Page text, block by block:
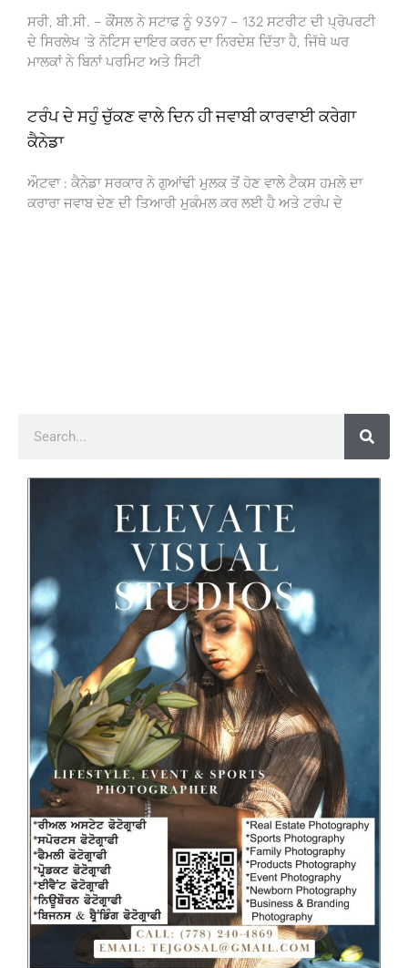
ਸਰੀ, ਬੀ.ਸੀ. – ਕੌਂਸਲ ਨੇ ਸਟਾਫ ਨੂੰ 9397 – 132 ਸਟਰੀਟ ਦੀ ਪ੍ਰੋਪਰਟੀ
ਦੇ ਸਿਰਲੇਖ ‘ਤੇ ਨੋਟਿਸ ਦਾਇਰ ਕਰਨ ਦਾ ਨਿਰਦੇਸ਼ ਦਿੱਤਾ ਹੈ, ਜਿੱਥੇ ਘਰ
ਮਾਲਕਾਂ ਨੇ ਬਿਨਾਂ ਪਰਮਿਟ ਅਤੇ ਸਿਟੀ
ਟਰੰਪ ਦੇ ਸਹੁੰ ਚੁੱਕਣ ਵਾਲੇ ਦਿਨ ਹੀ ਜਵਾਬੀ ਕਾਰਵਾਈ ਕਰੇਗਾ
ਕੈਨੇਡਾ
ਔਟਵਾ : ਕੈਨੇਡਾ ਸਰਕਾਰ ਨੇ ਗੁਆਂਢੀ ਮੁਲਕ ਤੋਂ ਹੋਣ ਵਾਲੇ ਟੈਕਸ ਹਮਲੇ ਦਾ
ਕਰਾਰਾ ਜਵਾਬ ਦੇਣ ਦੀ ਤਿਆਰੀ ਮੁਕੰਮਲ ਕਰ ਲਈ ਹੈ ਅਤੇ ਟਰੰਪ ਦੇ